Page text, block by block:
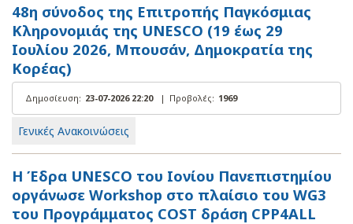
48η σύνοδος της Επιτροπής Παγκόσμιας
Κληρονομιάς της UNESCO (19 έως 29
Ιουλίου 2026, Μπουσάν, Δημοκρατία της
Κορέας)
Δημοσίευση: 23-07-2026 22:20 | Προβολές: 1969
Γενικές Ανακοινώσεις
Η Έδρα UNESCO του Ιονίου Πανεπιστημίου
οργάνωσε Workshop στο πλαίσιο του WG3
του Προγράμματος COST δράση CPP4ALL